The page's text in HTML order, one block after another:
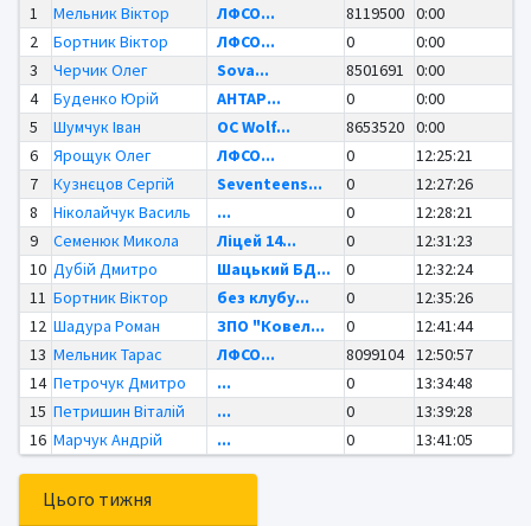
1
Мельник Віктор ЛФСО... 8119500 0:00
2
Бортник Віктор ЛФСО... 0
0:00
3
Черчик Олег Sova... 8501691
0:00
4
Буденко Юрій АНТАР... 0
0:00
5
Шумчук Іван OC Wolf... 8653520 0:00
6
Ярощук Олег ЛФСО... 0
12:25:21
7
Кузнєцов Сергій Seventeens... 0
12:27:26
8
Ніколайчук Василь ... 0
12:28:21
9
Семенюк Микола Ліцей 14... 0
12:31:23
10 Дубій Дмитро Шацький БД... 0
12:32:24
11 Бортник Віктор без клубу... 0
12:35:26
12 Шадура Роман ЗПО "Ковел... 0
12:41:44
13 Мельник Тарас ЛФСО... 8099104 12:50:57
14 Петрочук Дмитро ... 0
13:34:48
15 Петришин Віталій ... 0
13:39:28
16 Марчук Андрій ... 0 13:41:05
Цього тижня